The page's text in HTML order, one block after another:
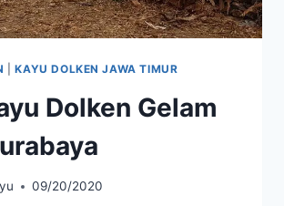
|KAYU DOLKEN JAWA TIMUR
Dolken Gelam
09/20/2020